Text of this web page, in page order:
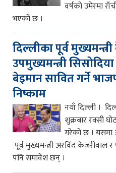
वर्षको उमेरमा
भएको छ ।
दिल्लीका पूर्व
उपमुख्यमन्त्री
बेइमान सावित गर्ने
निष्काम
नयाँ दिल्ली ।
शुक्रबार रक्सी
गरेको छ । यसमा
पूर्व मुख्यमन्त्री अरविंद केजरीवाल र
पनि समावेश छन् ।